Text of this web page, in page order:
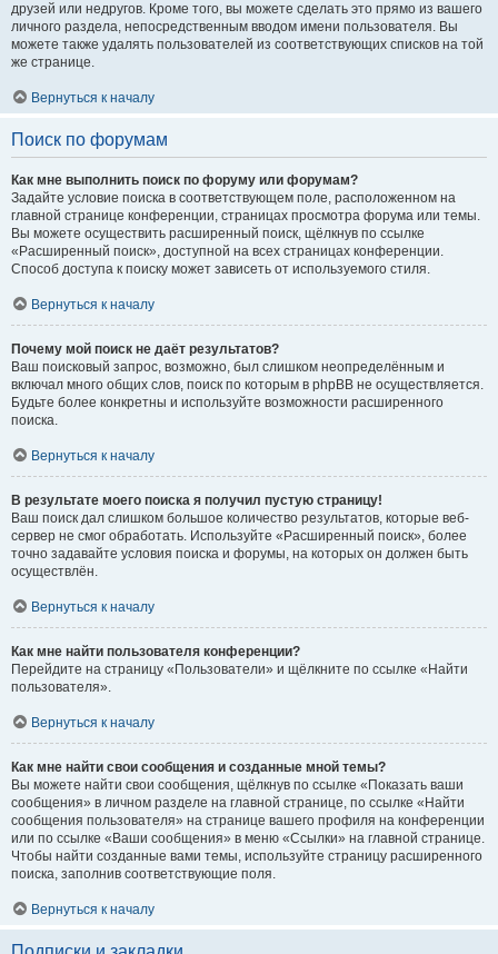
друзей или недругов. Кроме того, вы можете сделать это прямо из вашего
личного раздела, непосредственным вводом имени пользователя. Вы
можете также удалять пользователей из соответствующих списков на той
же странице.
Вернуться к началу
Поиск по форумам
Как мне выполнить поиск по форуму или форумам?
Задайте условие поиска в соответствующем поле, расположенном на
главной странице конференции, страницах просмотра форума или темы.
Вы можете осуществить расширенный поиск, щёлкнув по ссылке
«Расширенный поиск», доступной на всех страницах конференции.
Способ доступа к поиску может зависеть от используемого стиля.
Вернуться к началу
Почему мой поиск не даёт результатов?
Ваш поисковый запрос, возможно, был слишком неопределённым и
включал много общих слов, поиск по которым в phpBB не осуществляется.
Будьте более конкретны и используйте возможности расширенного
поиска.
Вернуться к началу
В результате моего поиска я получил пустую страницу!
Ваш поиск дал слишком большое количество результатов, которые веб-
сервер не смог обработать. Используйте «Расширенный поиск», более
точно задавайте условия поиска и форумы, на которых он должен быть
осуществлён.
Вернуться к началу
Как мне найти пользователя конференции?
Перейдите на страницу «Пользователи» и щёлкните по ссылке «Найти
пользователя».
Вернуться к началу
Как мне найти свои сообщения и созданные мной темы?
Вы можете найти свои сообщения, щёлкнув по ссылке «Показать ваши
сообщения» в личном разделе на главной странице, по ссылке «Найти
сообщения пользователя» на странице вашего профиля на конференции
или по ссылке «Ваши сообщения» в меню «Ссылки» на главной странице.
Чтобы найти созданные вами темы, используйте страницу расширенного
поиска, заполнив соответствующие поля.
Вернуться к началу